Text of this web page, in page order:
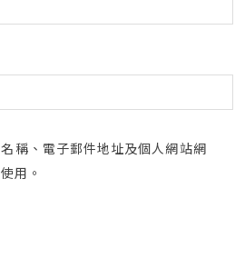
稱、電子郵件地址及個人網站網
用。